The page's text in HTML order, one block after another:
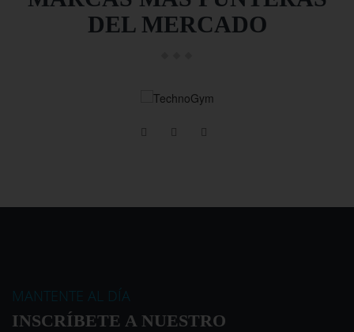
DEL MERCADO
MANTENTE AL DÍA
INSCRÍBETE A NUESTRO